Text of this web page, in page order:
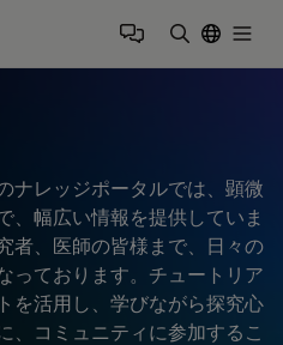
ナレッジポータルでは、顕微
、幅広い情報を提供していま
者、医師の皆様まで、日々の
っております。チュートリア
を活用し、学びながら探究心
、コミュニティに参加するこ